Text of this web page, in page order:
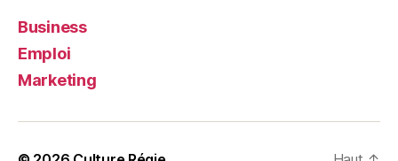
Business
Emploi
Marketing